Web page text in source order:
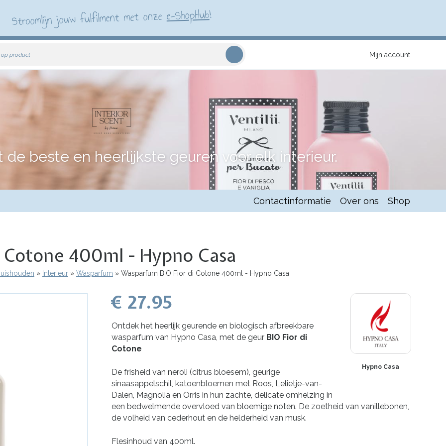
Stroomlijn jouw fulfilment met onzee-ShopHub!
op product Mijn account
de beste en heerlijkste geuren voor elk interieur.
Contactinformatie Over ons Shop
400ml - Hypno Casa
Interieur Wasparfum Wasparfum BIO Fior di Cotone 400ml - Hypno Casa
Hypno Casa
€ 27.95
Ontdek het heerlijk geurende en biologisch afbreekbare
wasparfum van Hypno Casa, met de geur BIO Fior di
Cotone
De frisheid van neroli (citrus bloesem), geurige
sinaasappelschil, katoenbloemen met Roos, Lelietje-van-
Dalen, Magnolia en Orris in hun zachte, delicate omhelzing in
een bedwelmende overvloed van bloemige noten. De zoetheid van vanillebonen,
de volheid van cederhout en de helderheid van musk.
Flesinhoud van 400ml.